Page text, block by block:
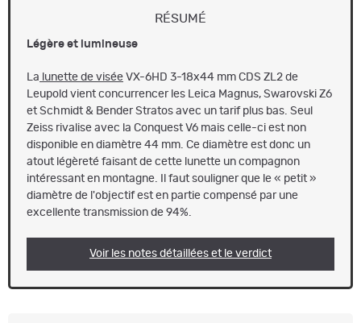
RÉSUMÉ
Légère et lumineuse
La lunette de visée VX-6HD 3-18x44 mm CDS ZL2 de
Leupold vient concurrencer les Leica Magnus, Swarovski Z6
et Schmidt & Bender Stratos avec un tarif plus bas. Seul
Zeiss rivalise avec la Conquest V6 mais celle-ci est non
disponible en diamètre 44 mm. Ce diamètre est donc un
atout légèreté faisant de cette lunette un compagnon
intéressant en montagne. Il faut souligner que le « petit »
diamètre de l'objectif est en partie compensé par une
excellente transmission de 94%.
Voir les notes détaillées et le verdict